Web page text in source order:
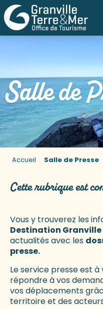
Salle de
Accueil Salle de Presse
Cette rubrique est
Vous y trouverez les
Destination Granville
actualités avec les
presse.
Le service presse est
répondre à vos
vos déplacements
territoire et des